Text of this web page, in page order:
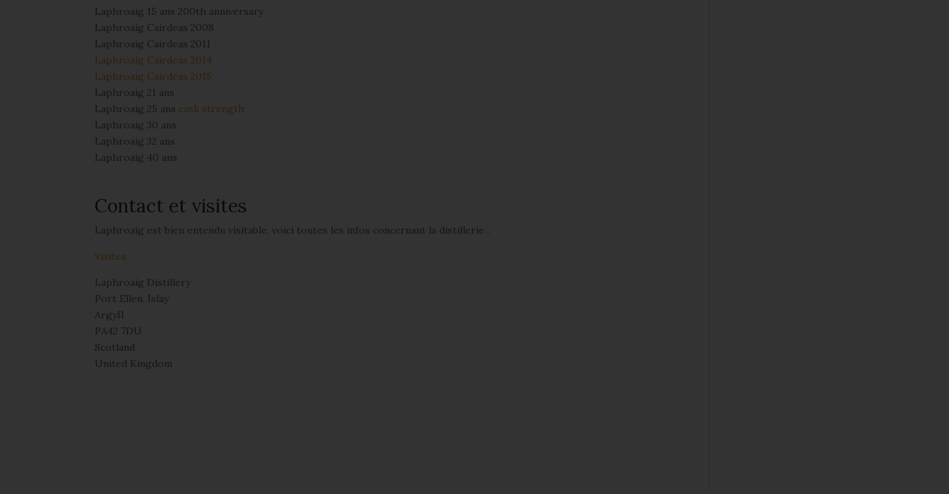
Laphroaig 15 ans 200th anniversary
Laphroaig Cairdeas 2008
Laphroaig Cairdeas 2011
Laphroaig Cairdeas 2014
Laphroaig Cairdeas 2015
Laphroaig 21 ans
Laphroaig 25 ans cask strength
Laphroaig 30 ans
Laphroaig 32 ans
Laphroaig 40 ans
Contact et visites
Laphroaig est bien entendu visitable, voici toutes les infos concernant la distillerie :
Visites
Laphroaig Distillery
Port Ellen, Islay
ArgyII
PA42 7DU
Scotland
United Kingdom